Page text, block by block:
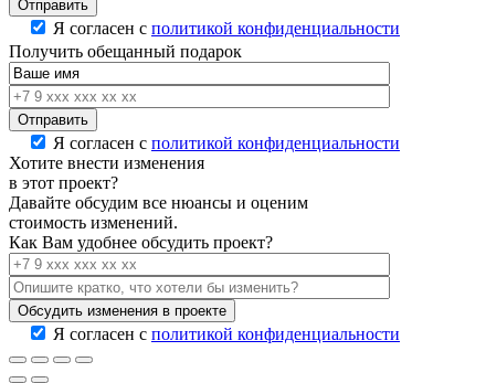
Я согласен с политикой конфиденциальности
Получить обещанный подарок
Я согласен с политикой конфиденциальности
Хотите внести изменения
в этот проект?
Давайте обсудим все нюансы и оценим
стоимость изменений.
Как Вам удобнее обсудить проект?
Я согласен с политикой конфиденциальности